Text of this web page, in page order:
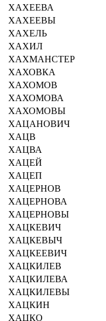
ХАХЕЕВА
ХАХЕЕВЫ
ХАХЕЛЬ
ХАХИЛ
ХАХМАНСТЕР
ХАХОВКА
ХАХОМОВ
ХАХОМОВА
ХАХОМОВЫ
ХАЦАНОВИЧ
ХАЦВ
ХАЦВА
ХАЦЕЙ
ХАЦЕП
ХАЦЕРНОВ
ХАЦЕРНОВА
ХАЦЕРНОВЫ
ХАЦКЕВИЧ
ХАЦКЕВЫЧ
ХАЦКЕЕВИЧ
ХАЦКИЛЕВ
ХАЦКИЛЕВА
ХАЦКИЛЕВЫ
ХАЦКИН
ХАЦКО